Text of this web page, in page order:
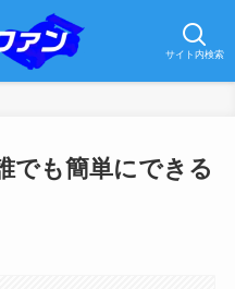
サイト内検索
でも簡単にできる